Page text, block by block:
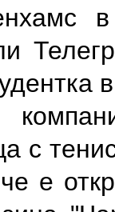
с
е